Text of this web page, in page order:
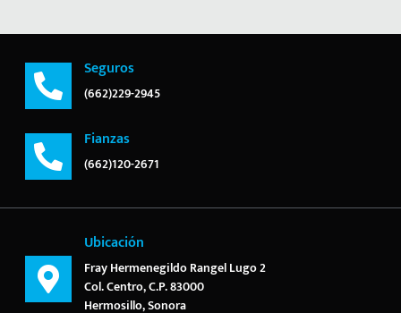
Seguros
(662)229-2945
Fianzas
(662)120-2671
Ubicación
Fray Hermenegildo Rangel Lugo 2
Col. Centro, C.P. 83000
Hermosillo, Sonora